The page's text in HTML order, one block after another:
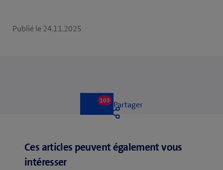
Publié le 24.11.2025
103103
likesPartager
Ces articles peuvent également vous
intéresser